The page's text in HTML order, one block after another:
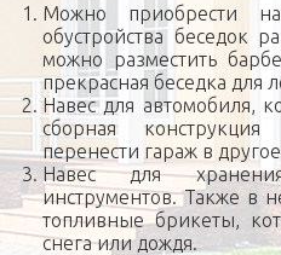
Можно приобрести
обустройства беседок
можно разместить
прекрасная беседка для
Навес для автомобиля,
сборная
перенести гараж в
Навес для
инструментов. Также в
топливные брикеты,
снега или дождя.